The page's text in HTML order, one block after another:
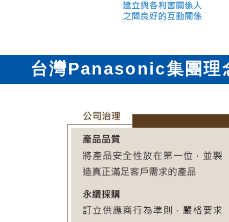
台灣Panasonic集團理